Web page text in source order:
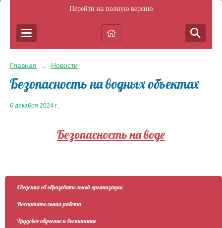
Перейти на полную версию
Главная → Новости
Безопасность на водных объектах
6 декабря 2024 г.
Безопасность на воде
Сведения об образовательной организации
Воспитательная работа
Трудовое обучение и воспитание